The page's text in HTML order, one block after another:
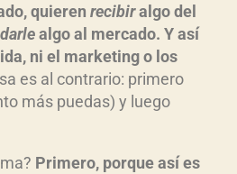
quieren recibiralgo del
darlealgo al mercado. Y así
ni el marketing o los
es al contrario: primero
más puedas) y luego
Primero, porque así es